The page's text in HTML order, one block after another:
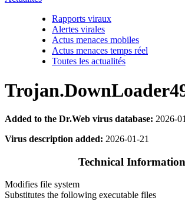
Rapports viraux
Alertes virales
Actus menaces mobiles
Actus menaces temps réel
Toutes les actualités
Added to the Dr.Web virus database: 2026-
Virus description added: 2026-01-21
Technical Information
Modifies file system
Substitutes the following executable files